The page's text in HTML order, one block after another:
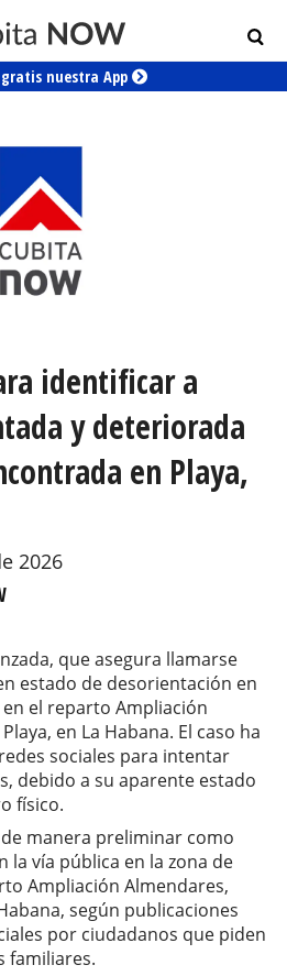
nuestra App
identificar a
y deteriorada
en Playa,
2026
que asegura llamarse
estado de desorientación en
en el reparto Ampliación
en La Habana. El caso ha
sociales para intentar
debido a su aparente estado
físico.
manera preliminar como
la vía pública en la zona de
Ampliación Almendares,
según publicaciones
por ciudadanos que piden
familiares.